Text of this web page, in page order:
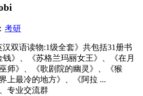
考研
双语读物:1级全套》共包括31册书
》、《苏格兰玛丽女王》、《在月
师》、《歌剧院的幽灵》、《猴
上最冷的地方》、《阿拉 ...
专业交流群